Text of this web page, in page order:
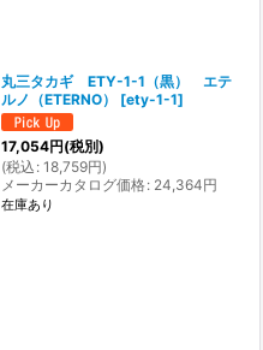
丸三タカギ ETY-1-1（黒） エテ
ルノ（ETERNO）
[ety-1-1]
17,054円(税別)
(税込 : 18,759円)
メーカーカタログ価格: 24,364円
在庫あり